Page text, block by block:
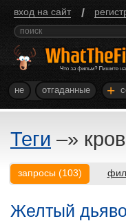
вход на сайт /
не отгаданные +
Теги –»
запросы (103)
Желтый